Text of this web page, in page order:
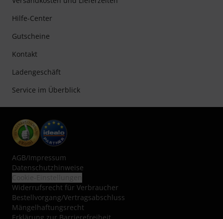
Hilfe-Center
Gutscheine
Kontakt
Ladengeschäft
Service im Überblick
AGB/Impressum
Datenschutzhinweise
Widerrufsrecht für Verbraucher
Bestellvorgang/Vertragsabschluss
Mängelhaftungsrecht